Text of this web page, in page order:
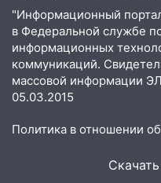
14:26 Жители
пытаются
дождавшись
14:16
Шторм
на улице Любови
Студента
мошенники под
"Информационный
в Федеральной службе
информационных
коммуникаций.
массовой информации
05.03.2015
Политика в отношении